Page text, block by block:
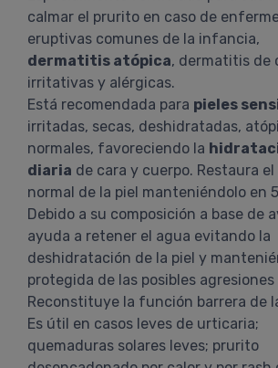
calmar el prurito en caso de
eruptivas comunes de la infancia,
dermatitis atópica, dermatitis de
irritativas y alérgicas.
Está recomendada para pieles
irritadas, secas, deshidratadas,
normales, favoreciendo la
diaria de cara y cuerpo. Restaura el
normal de la piel manteniéndolo en
Debido a su composición a base de
ayuda a retener el agua evitando la
deshidratación de la piel y
protegida de las posibles
Reconstituye la función barrera de
Es útil en casos leves de urticaria;
quemaduras solares leves; prurito